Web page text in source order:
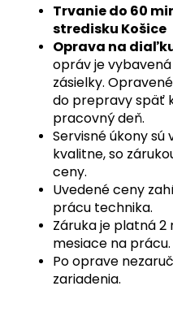
Trvanie do 60
stredisku Košice
Oprava na
opráv je
zásielky.
do prepravy späť
pracovný deň.
Servisné úkony
kvalitne, so
ceny.
Uvedené ceny
prácu technika.
Záruka je platná 2
mesiace na prácu.
Po oprave
zariadenia.